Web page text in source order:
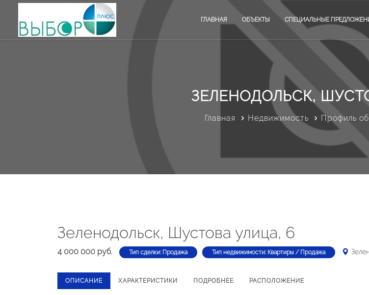
ГЛАВНАЯ ОБЪЕКТЫ СПЕЦИАЛЬНЫЕ
ЗЕЛЕНОДОЛЬСК,
Главная Недвижимость Профиль
Зеленодольск, Шустова улица, 6
4 000 000 руб. Тип сделки: Продажа Тип недвижимости: Квартиры / Продажа
ОПИСАНИЕ ХАРАКТЕРИСТИКИ ПОДРОБНЕЕ РАСПОЛОЖЕНИЕ